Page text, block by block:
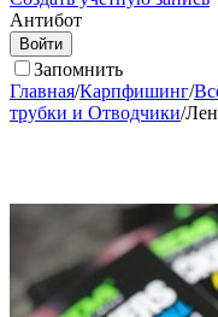
Антибот
Войти
Запомнить
Главная/Карпфишинг/
трубки и Отводчики/